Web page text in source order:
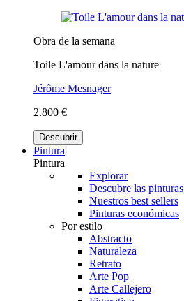
Obra de la semana
Toile L'amour dans la nature
Jérôme Mesnager
2.800 €
Descubrir
Pintura
Pintura
Explorar
Descubre las pinturas
Nuestros best sellers
Pinturas económicas
Por estilo
Abstracto
Naturaleza
Retrato
Arte Pop
Arte Callejero